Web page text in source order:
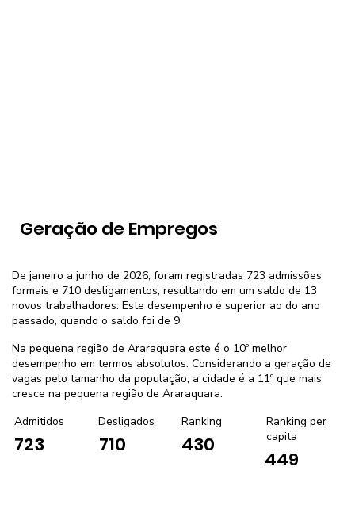
Geração de Empregos
De janeiro a junho de 2026, foram registradas 723 admissões
formais e 710 desligamentos, resultando em um saldo de 13
novos trabalhadores. Este desempenho é superior ao do ano
passado, quando o saldo foi de 9.
Na pequena região de Araraquara este é o 10º melhor
desempenho em termos absolutos. Considerando a geração de
vagas pelo tamanho da população, a cidade é a 11º que mais
cresce na pequena região de Araraquara.
Admitidos
723
Desligados
710
Ranking
430
Ranking per
capita
449